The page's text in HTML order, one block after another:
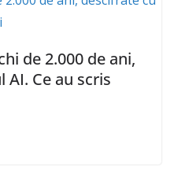
de 2.000 de ani,
Ce au scris